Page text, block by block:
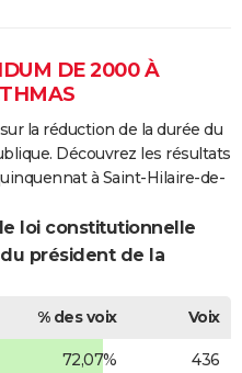
DE 2000 À
la réduction de la durée du
Découvrez les résultats
à Saint-Hilaire-de-
loi constitutionnelle
président de la
% des voix
Voix
72,07% 436